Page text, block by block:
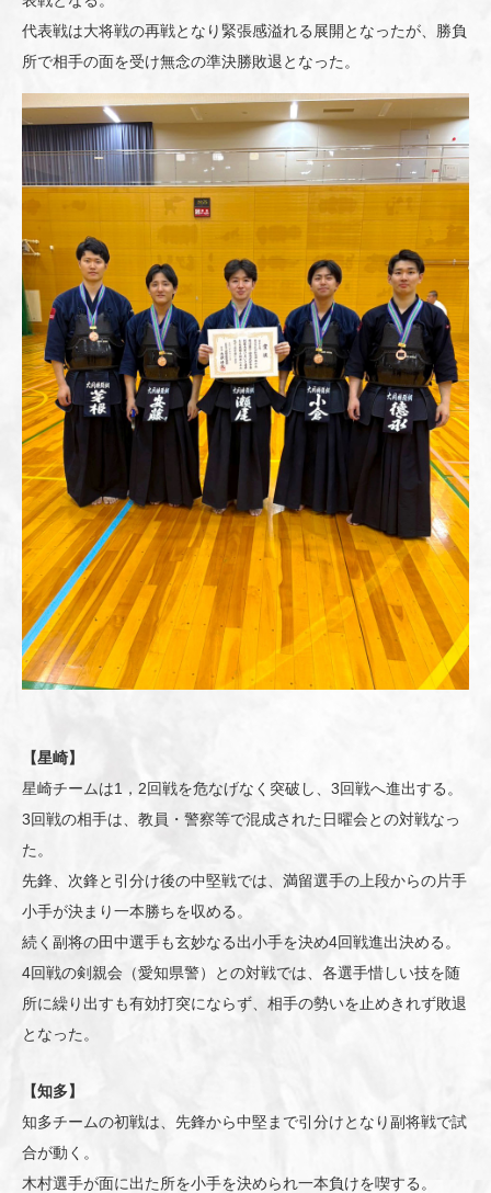
代表戦は大将戦の再戦となり緊張感溢れる展開となったが、勝負
所で相手の面を受け無念の準決勝敗退となった。
【星崎】
星崎チームは1，2回戦を危なげなく突破し、3回戦へ進出する。
3回戦の相手は、教員・警察等で混成された日曜会との対戦なっ
た。
先鋒、次鋒と引分け後の中堅戦では、満留選手の上段からの片手
小手が決まり一本勝ちを収める。
続く副将の田中選手も玄妙なる出小手を決め4回戦進出決める。
4回戦の剣親会（愛知県警）との対戦では、各選手惜しい技を随
所に繰り出すも有効打突にならず、相手の勢いを止めきれず敗退
となった。
【知多】
知多チームの初戦は、先鋒から中堅まで引分けとなり副将戦で試
合が動く。
木村選手が面に出た所を小手を決められ一本負けを喫する。